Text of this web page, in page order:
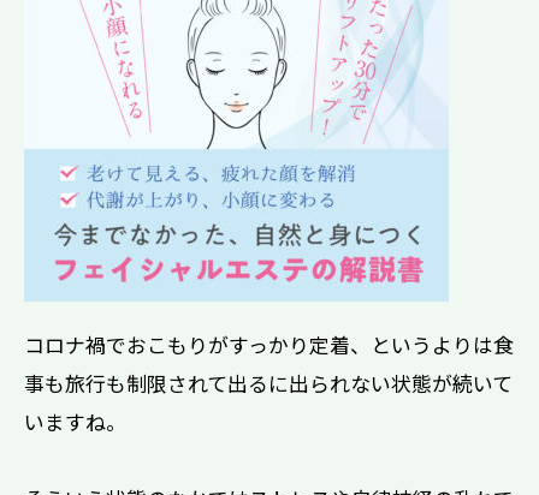
コロナ禍でおこもりがすっかり定着、というよりは食
事も旅行も制限されて出るに出られない状態が続いて
いますね。